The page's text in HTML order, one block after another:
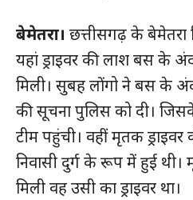
बेमेतरा। छत्तीसगढ़ के
यहां ड्राइवर की लाश बस के
मिली। सुबह लोंगो ने बस के
की सूचना पुलिस को दी।
टीम पहुंची। वहीं मृतक
निवासी दुर्ग के रूप में हुई
मिली वह उसी का ड्राइवर था।